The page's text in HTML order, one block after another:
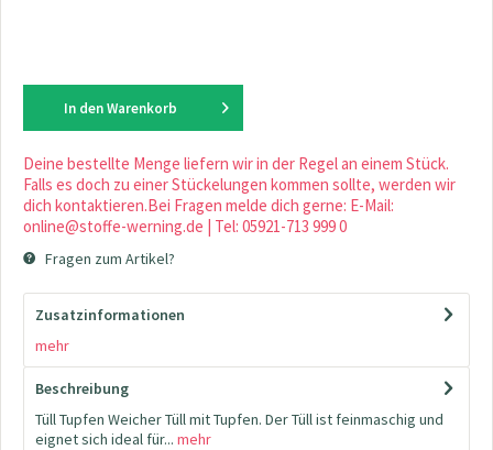
In den Warenkorb
Deine bestellte Menge liefern wir in der Regel an einem Stück.
Falls es doch zu einer Stückelungen kommen sollte, werden wir
dich kontaktieren.Bei Fragen melde dich gerne: E-Mail:
online@stoffe-werning.de | Tel: 05921-713 999 0
Fragen zum Artikel?
Zusatzinformationen
mehr
Beschreibung
Tüll Tupfen Weicher Tüll mit Tupfen. Der Tüll ist feinmaschig und
eignet sich ideal für... mehr